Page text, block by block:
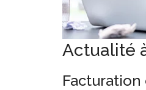
Actualité